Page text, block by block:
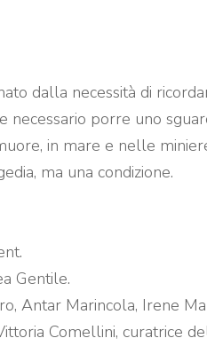
dalla necessità di
necessario porre uno
in mare e nelle
ma una condizione.
Gentile.
Antar Marincola, Irene
Comellini, curatrice